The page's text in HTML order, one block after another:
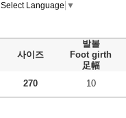
Select Language ▼
사이즈
발볼
Foot girth
足幅
270
10